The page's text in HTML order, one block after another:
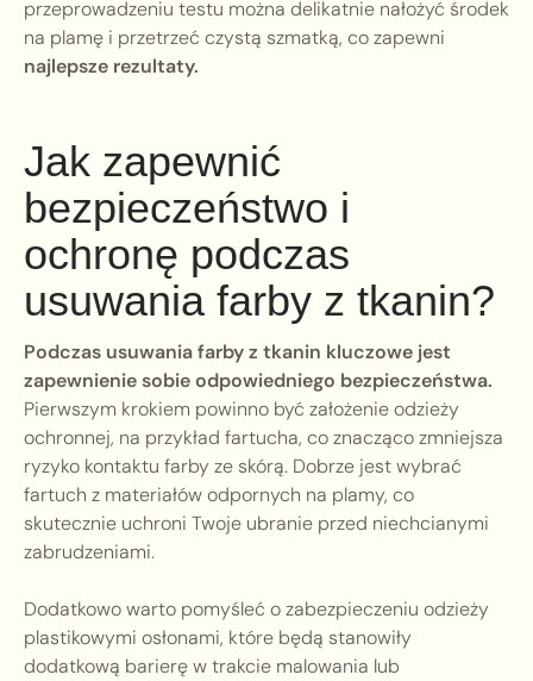
przeprowadzeniu testu można delikatnie nałożyć środek
na plamę i przetrzeć czystą szmatką, co zapewni
najlepsze rezultaty.
Jak zapewnić
bezpieczeństwo i
ochronę podczas
usuwania farby z tkanin?
Podczas usuwania farby z tkanin kluczowe jest
zapewnienie sobie odpowiedniego bezpieczeństwa.
Pierwszym krokiem powinno być założenie odzieży
ochronnej, na przykład fartucha, co znacząco zmniejsza
ryzyko kontaktu farby ze skórą. Dobrze jest wybrać
fartuch z materiałów odpornych na plamy, co
skutecznie uchroni Twoje ubranie przed niechcianymi
zabrudzeniami.
Dodatkowo warto pomyśleć o zabezpieczeniu odzieży
plastikowymi osłonami, które będą stanowiły
dodatkową barierę w trakcie malowania lub